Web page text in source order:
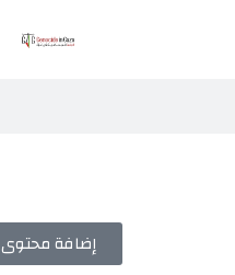
إضافة محتوى